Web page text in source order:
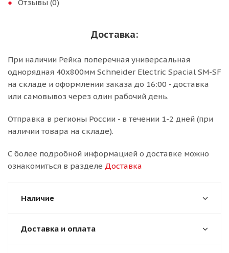
Отзывы (0)
Доставка:
При наличии Рейка поперечная универсальная
однорядная 40х800мм Schneider Electric Spacial SM-SF
на складе и оформлении заказа до 16:00 - доставка
или самовывоз через один рабочий день.
Отправка в регионы России - в течении 1-2 дней (при
наличии товара на складе).
С более подробной информацией о доставке можно
ознакомиться в разделе Доставка
Наличие
Доставка и оплата